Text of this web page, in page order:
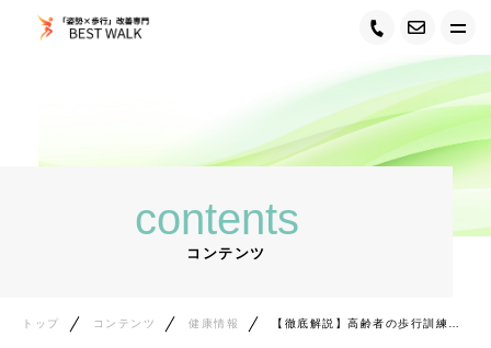
BEST WALK について
サービス紹介
料金システム
contents
コンテンツ
トップ コンテンツ 健康情報